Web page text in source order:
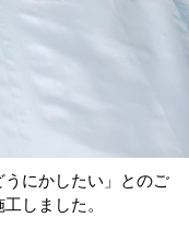
うにかしたい」とのご
しました。